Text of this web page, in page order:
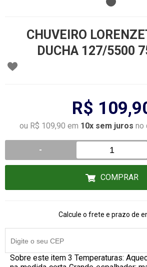
CHUVEIRO
DUCHA 127/5500
R$
ou R$ 109,90 em 10x sem juros no
-
COMPRAR
Calcule o frete e prazo de
Sobre este item 3 Temperaturas: